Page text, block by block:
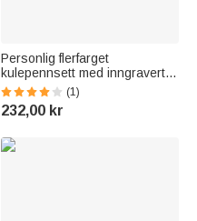
Personlig flerfarget
kulepennsett med inngravert
ikon, 5 deler, stylus og tekst
Graduation Party Appreciation
Gift for Colleagues Friends
(1)
232,00 kr